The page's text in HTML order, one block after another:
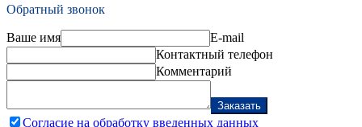
Обратный звонок
Ваше имя
E-mail
Контактный телефон
Комментарий
Заказать
Согласие на обработку введенных данных